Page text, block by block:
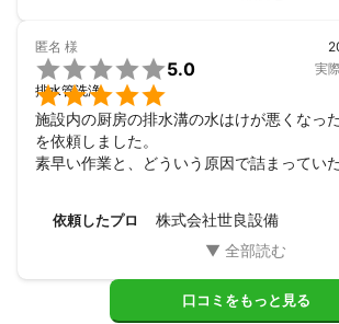
匿名 様


5.0
排水管洗浄
実
施設内の厨房の排水溝の水はけが悪くなっ
を依頼しました。
素早い作業と、どういう原因で詰まってい
ありがとうございました。
依頼したプロ 株式会社世良設備
口コミをもっと見る